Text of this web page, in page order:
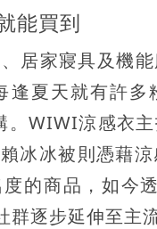
能買到
居家寢具及機
夏天就有許多
。WIWI涼感衣
冰冰被則憑藉
的商品，如今
逐步延伸至主